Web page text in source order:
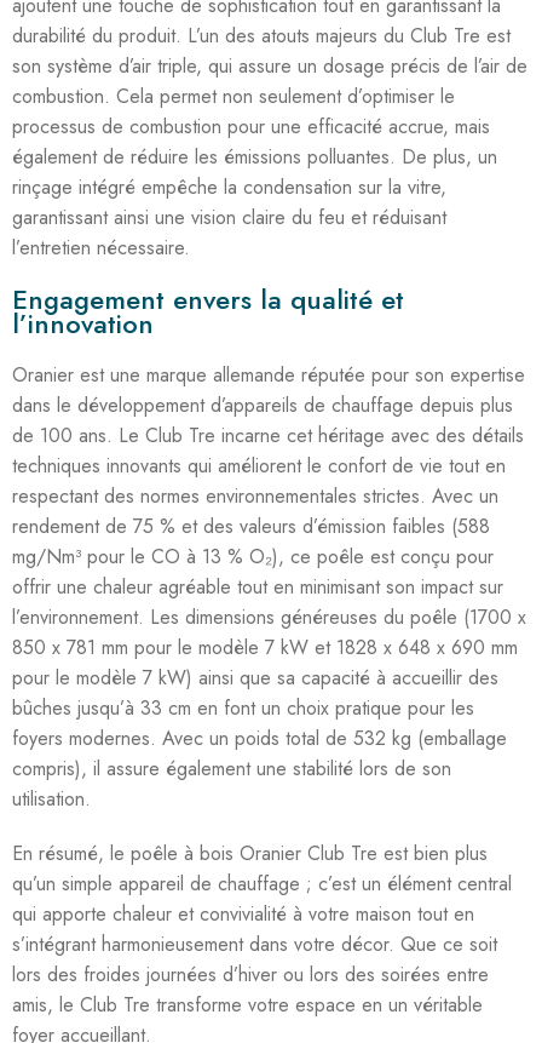
ajoutent une touche de sophistication tout en garantissant la
durabilité du produit. L’un des atouts majeurs du Club Tre est
son système d’air triple, qui assure un dosage précis de l’air de
combustion. Cela permet non seulement d’optimiser le
processus de combustion pour une efficacité accrue, mais
également de réduire les émissions polluantes. De plus, un
rinçage intégré empêche la condensation sur la vitre,
garantissant ainsi une vision claire du feu et réduisant
l’entretien nécessaire.
Engagement envers la qualité et
l’innovation
Oranier est une marque allemande réputée pour son expertise
dans le développement d’appareils de chauffage depuis plus
de 100 ans. Le Club Tre incarne cet héritage avec des détails
techniques innovants qui améliorent le confort de vie tout en
respectant des normes environnementales strictes. Avec un
rendement de 75 % et des valeurs d’émission faibles (588
mg/Nm³ pour le CO à 13 % O₂), ce poêle est conçu pour
offrir une chaleur agréable tout en minimisant son impact sur
l’environnement. Les dimensions généreuses du poêle (1700 x
850 x 781 mm pour le modèle 7 kW et 1828 x 648 x 690 mm
pour le modèle 7 kW) ainsi que sa capacité à accueillir des
bûches jusqu’à 33 cm en font un choix pratique pour les
foyers modernes. Avec un poids total de 532 kg (emballage
compris), il assure également une stabilité lors de son
utilisation.
En résumé, le poêle à bois Oranier Club Tre est bien plus
qu’un simple appareil de chauffage ; c’est un élément central
qui apporte chaleur et convivialité à votre maison tout en
s’intégrant harmonieusement dans votre décor. Que ce soit
lors des froides journées d’hiver ou lors des soirées entre
amis, le Club Tre transforme votre espace en un véritable
foyer accueillant.